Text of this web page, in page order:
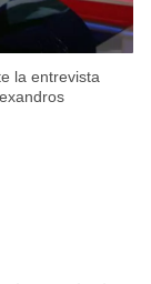
la entrevista